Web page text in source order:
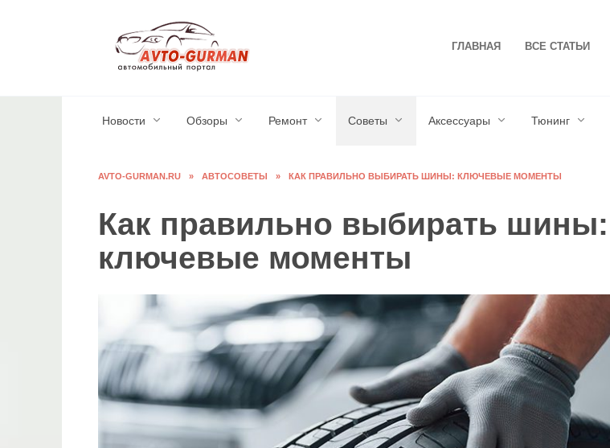
ГЛАВНАЯ ВСЕ СТАТЬИ
Новости Обзоры Ремонт Советы Аксессуары Тюнинг
AVTO-GURMAN.RU » АВТОСОВЕТЫ » КАК ПРАВИЛЬНО ВЫБИРАТЬ ШИНЫ: КЛЮЧЕВЫЕ МОМЕНТЫ
Как правильно выбирать шины:
ключевые моменты